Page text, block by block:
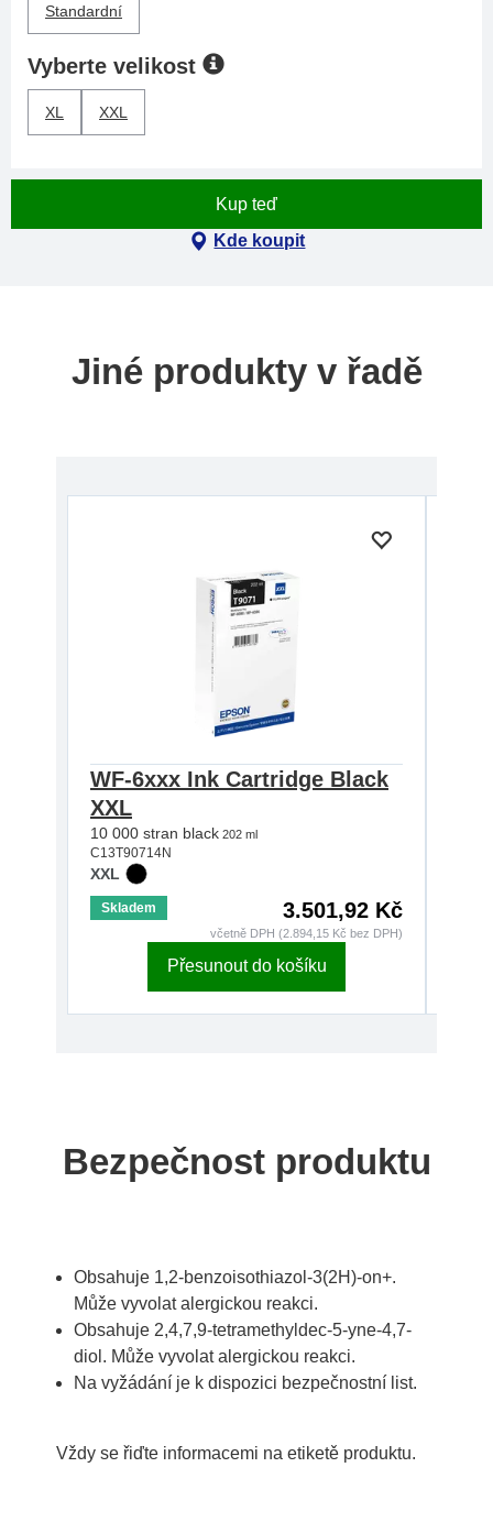
Standardní
Vyberte velikost
XL XXL
Kup teď
Kde koupit
Jiné produkty v řadě
WF-6xxx Ink Cartridge Black
XXL
10 000 stran black 202 ml
C13T90714N
XXL
Skladem 3.501,92 Kč
včetně DPH (2.894,15 Kč bez DPH)
Přesunout do košíku
Bezpečnost produktu
Obsahuje 1,2-benzoisothiazol-3(2H)-on+.
Může vyvolat alergickou reakci.
Obsahuje 2,4,7,9-tetramethyldec-5-yne-4,7-
diol. Může vyvolat alergickou reakci.
Na vyžádání je k dispozici bezpečnostní list.
Vždy se řiďte informacemi na etiketě produktu.